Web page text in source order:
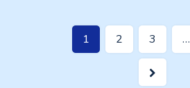
Stránkování
příspěvků
Page
1 Page
2 Page
3 …